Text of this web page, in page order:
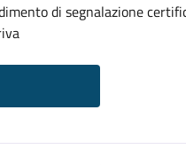
di segnalazione